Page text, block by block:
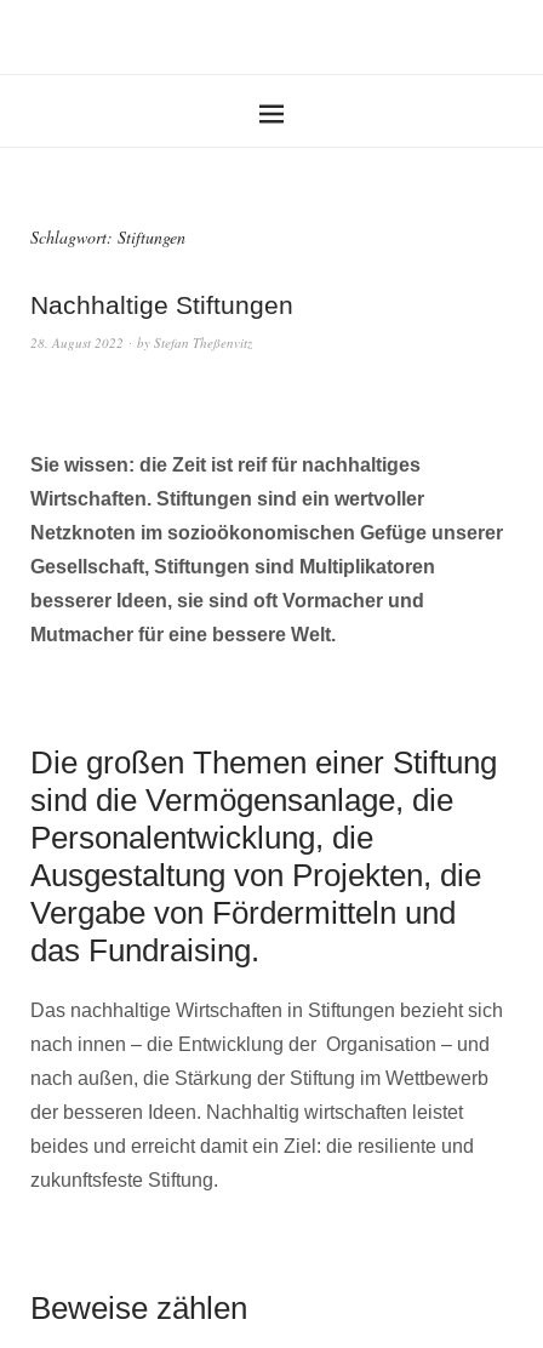
Schlagwort: Stiftungen
Nachhaltige Stiftungen
28. August 2022 by Stefan Theßenvitz
Sie wissen: die Zeit ist reif für nachhaltiges
Wirtschaften. Stiftungen sind ein wertvoller
Netzknoten im sozioökonomischen Gefüge unserer
Gesellschaft, Stiftungen sind Multiplikatoren
besserer Ideen, sie sind oft Vormacher und
Mutmacher für eine bessere Welt.
Die großen Themen einer Stiftung
sind die Vermögensanlage, die
Personalentwicklung, die
Ausgestaltung von Projekten, die
Vergabe von Fördermitteln und
das Fundraising.
Das nachhaltige Wirtschaften in Stiftungen bezieht sich
nach innen – die Entwicklung der Organisation – und
nach außen, die Stärkung der Stiftung im Wettbewerb
der besseren Ideen. Nachhaltig wirtschaften leistet
beides und erreicht damit ein Ziel: die resiliente und
zukunftsfeste Stiftung.
Beweise zählen